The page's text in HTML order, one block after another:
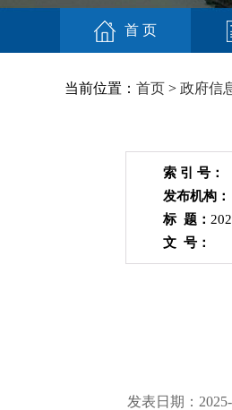
首 页
当前位置： 首页 > 政府信
索 引 号：
发布机构：
标 题：
文 号：
发表日期：